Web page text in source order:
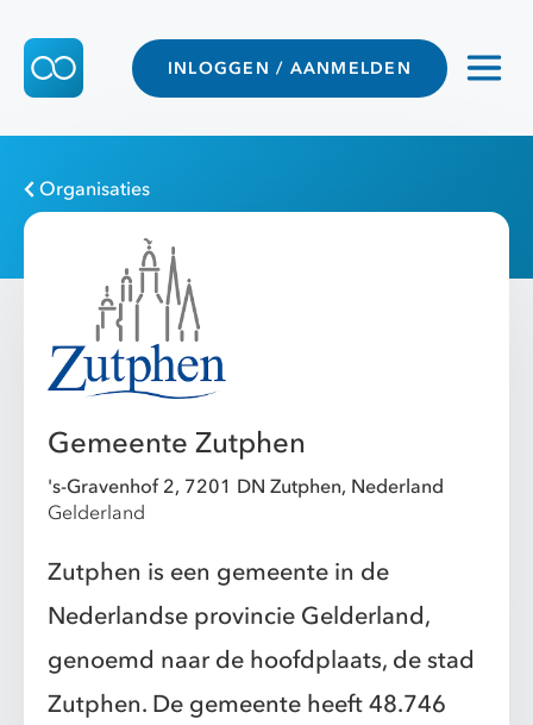
INLOGGEN / AANMELDEN
Organisaties
Gemeente Zutphen
's-Gravenhof 2, 7201 DN Zutphen, Nederland
Gelderland
Zutphen is een gemeente in de
Nederlandse provincie Gelderland,
genoemd naar de hoofdplaats, de stad
Zutphen. De gemeente heeft 48.746